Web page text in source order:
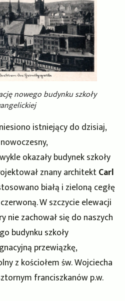
nowego budynku szkoły
istniejący do dzisiaj,
okazały budynek szkoły
znany architektCarl
białą i zieloną cegłę
W szczycie elewacji
nie zachował się do naszych
budynku szkoły
przewiązkę,
z kościołem św. Wojciecha
franciszkanów p.w.